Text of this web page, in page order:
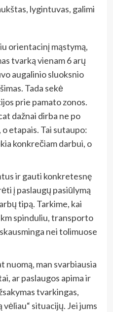
lygintuvas, galimi
orientacinį mąstymą,
tvarką vienam 6 arų
augalinio sluoksnio
Tada sekė
prie pamato zonos.
dažnai dirba ne po
etapais. Tai sutaupo:
konkrečiam darbui, o
ir gauti konkretesnę
į paslaugų pasiūlymą
tipą. Tarkime, kai
spinduliu, transporto
nei tolimuose
nuomą, man svarbiausia
ar paslaugos apima ir
tvarkingas,
vėliau“ situacijų. Jei jums